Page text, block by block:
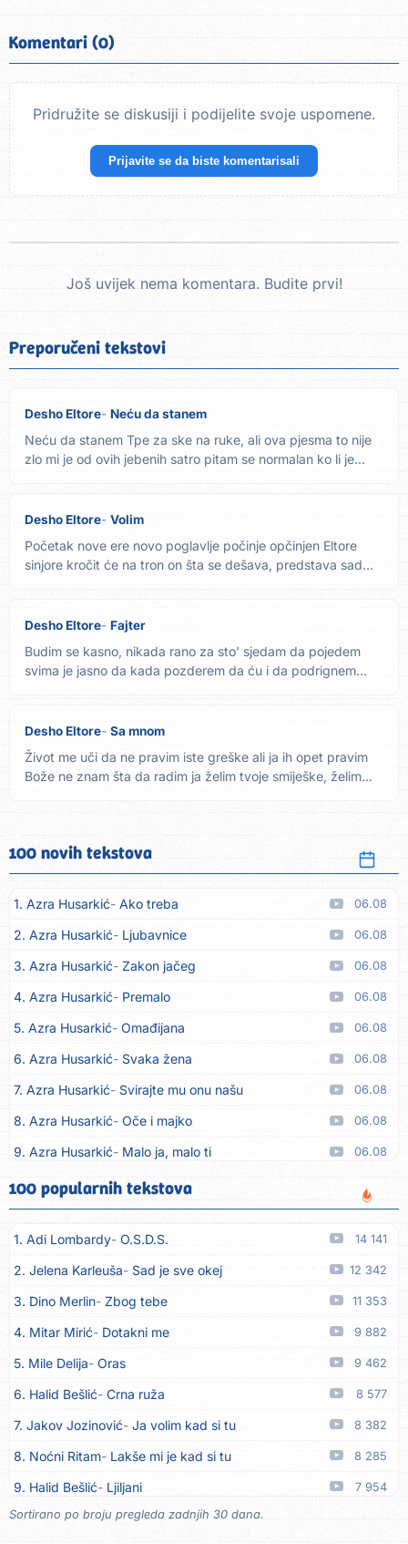
Komentari (0)
Pridružite se diskusiji i podijelite svoje uspomene.
Prijavite se da biste komentarisali
Još uvijek nema komentara. Budite prvi!
Preporučeni tekstovi
Desho Eltore Neću da stanem
Neću da stanem Tpe za ske na ruke, ali ova pjesma to nije
zlo mi je od ovih jebenih satro pitam se normalan ko li je...
Desho Eltore Volim
Početak nove ere novo poglavlje počinje opčinjen Eltore
sinjore kročit će na tron on šta se dešava, predstava sad
Desho Eltore Fajter
Budim se kasno, nikada rano za sto' sjedam da pojedem
svima je jasno da kada pozderem da ću i da podrignem
Desho Eltore Sa mnom
Život me uči da ne pravim iste greške ali ja ih opet pravim
Bože ne znam šta da radim ja želim tvoje smiješke, želim...
100 novih tekstova
1. Azra Husarkić Ako treba 06.08
2. Azra Husarkić Ljubavnice 06.08
3. Azra Husarkić Zakon jačeg 06.08
4. Azra Husarkić Premalo 06.08
5. Azra Husarkić Omađijana 06.08
6. Azra Husarkić Svaka žena 06.08
7. Azra Husarkić Svirajte mu onu našu 06.08
8. Azra Husarkić Oče i majko 06.08
9. Azra Husarkić Malo ja, malo ti 06.08
10. Alen Hasanović Fanatik
11. Husnija Mešaljić - Hule To je majka tvoja 05.08
12. In Vivo Brunello 05.08
13. Senad Nikočević Niki Plavljani i Gusinjani 05.08
14. Emir Brunčević Buket cveća 05.08
15. Emir Brunčević Ali, Ali 05.08
16. Darko Lazić Pismo 2 05.08
17. Darko Lazić Problem u najavi 05.08
18. Aleksandra Đuranović Kao zver 05.08
19. Meliha Imširović Čujem mili 05.08
20. Tereza Kesovija Prvi cvijet 05.08
21. Kopito Ka´ list ol kaduje (Poput lista od kadulje)
100 popularnih tekstova
1. Adi Lombardy O.S.D.S. 14 141
2. Jelena Karleuša Sad je sve okej 12 342
3. Dino Merlin Zbog tebe 11 353
4. Mitar Mirić Dotakni me 9 882
5. Mile Delija Oras 9 462
6. Halid Bešlić Crna ruža 8 577
7. Jakov Jozinović Ja volim kad si tu 8 382
8. Noćni Ritam Lakše mi je kad si tu 8 285
9. Halid Bešlić Ljiljani 7 954
10. Aleksandra Prijović Kababa
Sortirano po broju pregleda zadnjih 30 dana.